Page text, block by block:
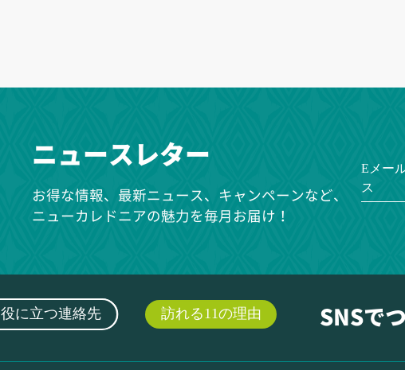
ニュースレター
お得な情報、最新ニュース、キャンペーンなど、
ニューカレドニアの魅力を毎月お届け！
Eメー
ス
役に立つ連絡先 訪れる11の理由 SNSで